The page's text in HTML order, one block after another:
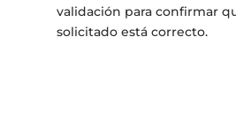
validación para confirmar
solicitado está correcto.